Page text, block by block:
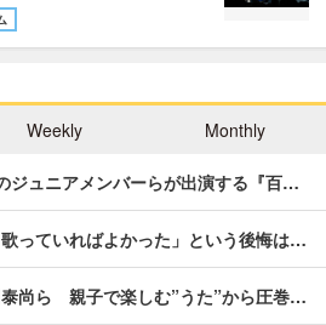
Weekly Monthly
ジュニアメンバーらが出演する『百…
っていればよかった」という後悔は…
尚ら 親子で楽しむ”うた”から圧巻…